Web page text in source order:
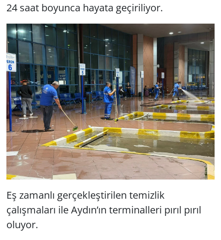
24 saat boyunca hayata geçiriliyor.
Eş zamanlı gerçekleştirilen temizlik
çalışmaları ile Aydın’ın terminalleri pırıl pırıl
oluyor.